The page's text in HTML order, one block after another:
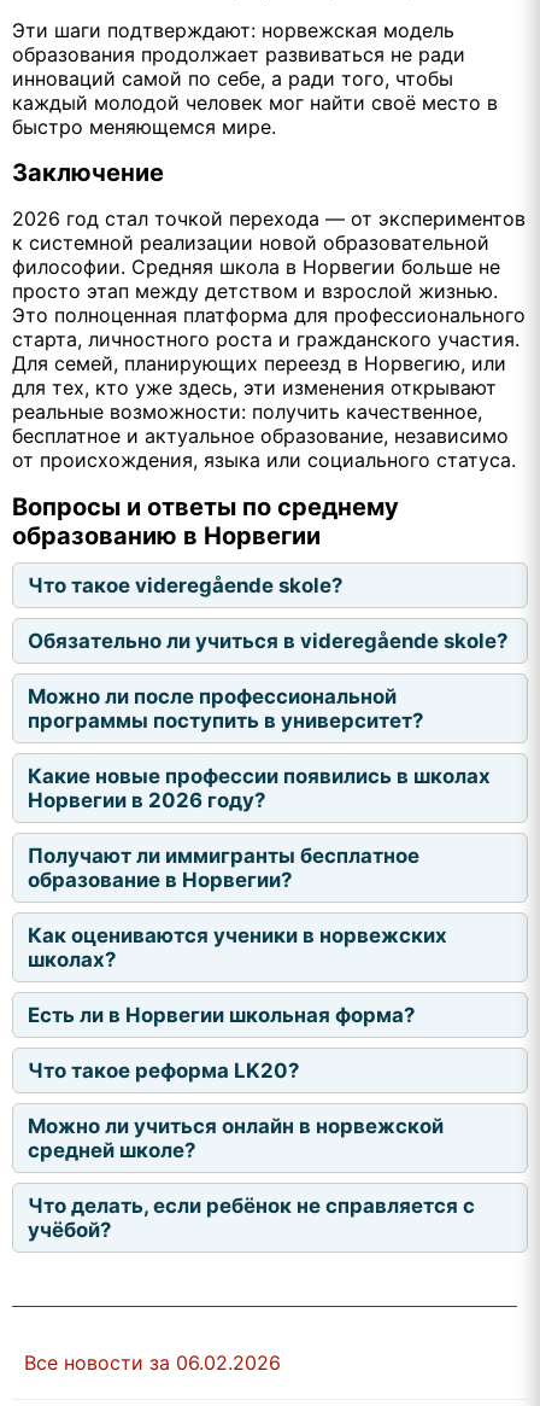
Эти шаги подтверждают: норвежская модель
образования продолжает развиваться не ради
инноваций самой по себе, а ради того, чтобы
каждый молодой человек мог найти своё место в
быстро меняющемся мире.
Заключение
2026 год стал точкой перехода — от экспериментов
к системной реализации новой образовательной
философии. Средняя школа в Норвегии больше не
просто этап между детством и взрослой жизнью.
Это полноценная платформа для профессионального
старта, личностного роста и гражданского участия.
Для семей, планирующих переезд в Норвегию, или
для тех, кто уже здесь, эти изменения открывают
реальные возможности: получить качественное,
бесплатное и актуальное образование, независимо
от происхождения, языка или социального статуса.
Вопросы и ответы по среднему
образованию в Норвегии
Что такое videregående skole?
Обязательно ли учиться в videregående skole?
Можно ли после профессиональной
программы поступить в университет?
Какие новые профессии появились в школах
Норвегии в 2026 году?
Получают ли иммигранты бесплатное
образование в Норвегии?
Как оцениваются ученики в норвежских
школах?
Есть ли в Норвегии школьная форма?
Что такое реформа LK20?
Можно ли учиться онлайн в норвежской
средней школе?
Что делать, если ребёнок не справляется с
учёбой?
Все новости за 06.02.2026